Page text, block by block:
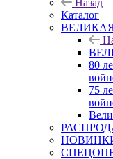
Назад
Каталог
80
75